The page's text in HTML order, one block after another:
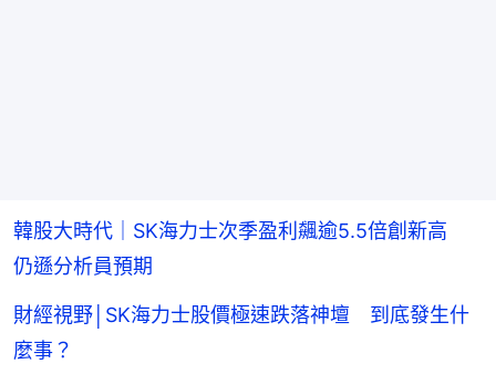
韓股大時代｜SK海力士次季盈利飆逾5.5倍創新高
仍遜分析員預期
財經視野│SK海力士股價極速跌落神壇 到底發生什
麼事？